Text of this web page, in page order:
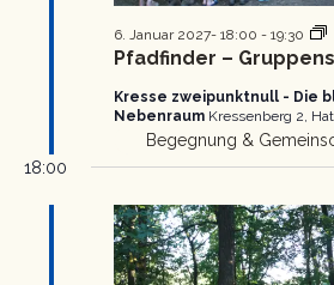
Pfadfinder –
6. Januar 2027- 18:00 - 19:30
Kresse zweipunktnull - Die
Nebenraum Kressenberg 2,
Begegnung &
18:00